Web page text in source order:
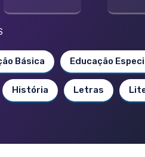
Básica Educação
História Letras